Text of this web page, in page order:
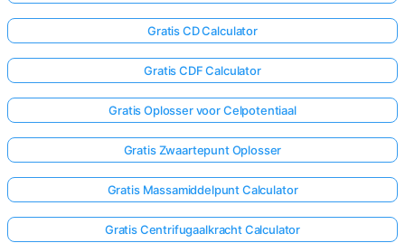
Gratis CD Calculator
Gratis CDF Calculator
Gratis Oplosser voor Celpotentiaal
Gratis Zwaartepunt Oplosser
Gratis Massamiddelpunt Calculator
Gratis Centrifugaalkracht Calculator